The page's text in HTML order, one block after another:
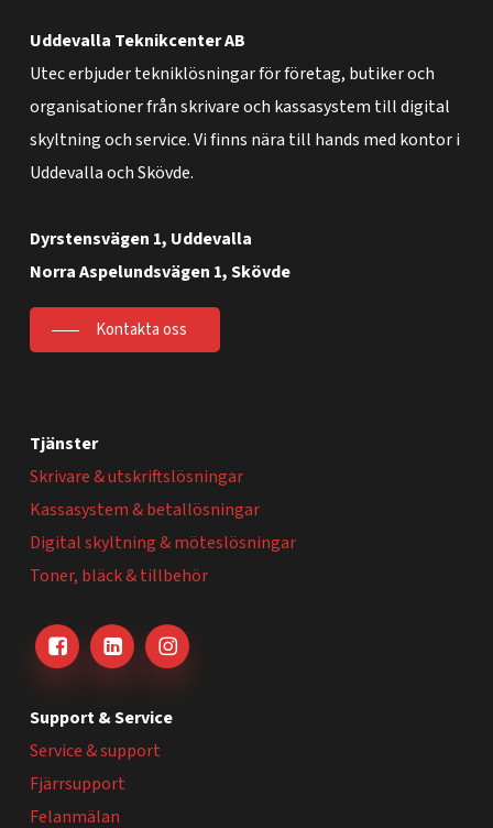
Uddevalla Teknikcenter AB
Utec erbjuder tekniklösningar för företag, butiker och
organisationer från skrivare och kassasystem till digital
skyltning och service. Vi finns nära till hands med kontor i
Uddevalla och Skövde.
Dyrstensvägen 1, Uddevalla
Norra Aspelundsvägen 1, Skövde
Kontakta oss
Tjänster
Skrivare & utskriftslösningar
Kassasystem & betallösningar
Digital skyltning & möteslösningar
Toner, bläck & tillbehör
Support & Service
Service & support
Fjärrsupport
Felanmälan